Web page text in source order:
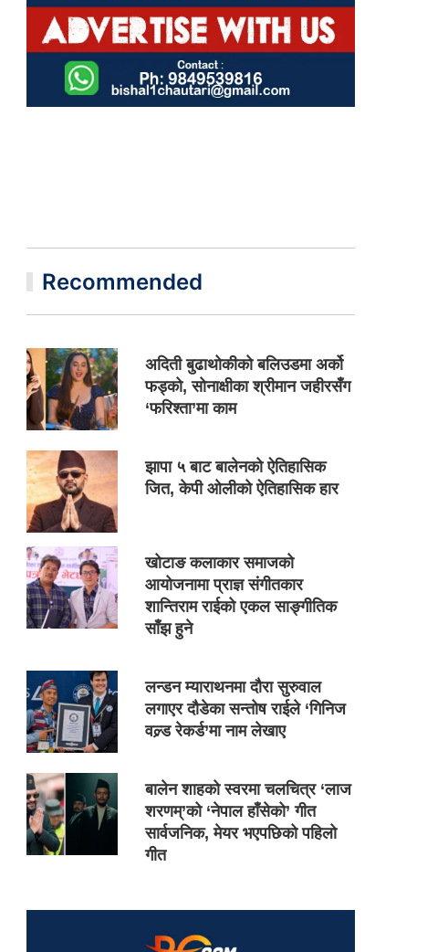
Recommended
अदिती बुढाथोकीको बलिउडमा अर्को
फड्को, सोनाक्षीका श्रीमान जहीरसँग
‘फरिश्ता’मा काम
झापा ५ बाट बालेनको ऐतिहासिक
जित, केपी ओलीको ऐतिहासिक हार
खोटाङ कलाकार समाजको
आयोजनामा प्राज्ञ संगीतकार
शान्तिराम राईको एकल साङ्गीतिक
साँझ हुने
लन्डन म्याराथनमा दौरा सुरुवाल
लगाएर दौडेका सन्तोष राईले ‘गिनिज
वल्र्ड रेकर्ड’मा नाम लेखाए
बालेन शाहको स्वरमा चलचित्र ‘लाज
शरणम्’को ‘नेपाल हाँसेको’ गीत
सार्वजनिक, मेयर भएपछिको पहिलो
गीत